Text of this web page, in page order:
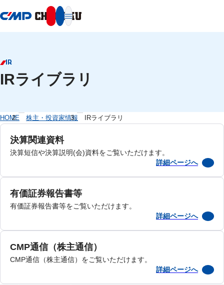
IR
IRライブラリ
HOME 株主・投資家情報 IRライブラリ
決算関連資料
決算短信や決算説明(会)資料をご覧いただけます。
詳細ページへ
有価証券報告書等
有価証券報告書等をご覧いただけます。
詳細ページへ
CMP通信（株主通信）
CMP通信（株主通信）をご覧いただけます。
詳細ページへ